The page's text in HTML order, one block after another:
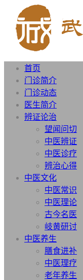
首页
门诊简介
门诊动态
医生简介
辨证论治
望闻问切
中医辨证
中医诊疗
辨治心得
中医文化
中医常识
中医理论
古今名医
岐黄研讨
中医养生
膳食进补
中医理疗
老年养生